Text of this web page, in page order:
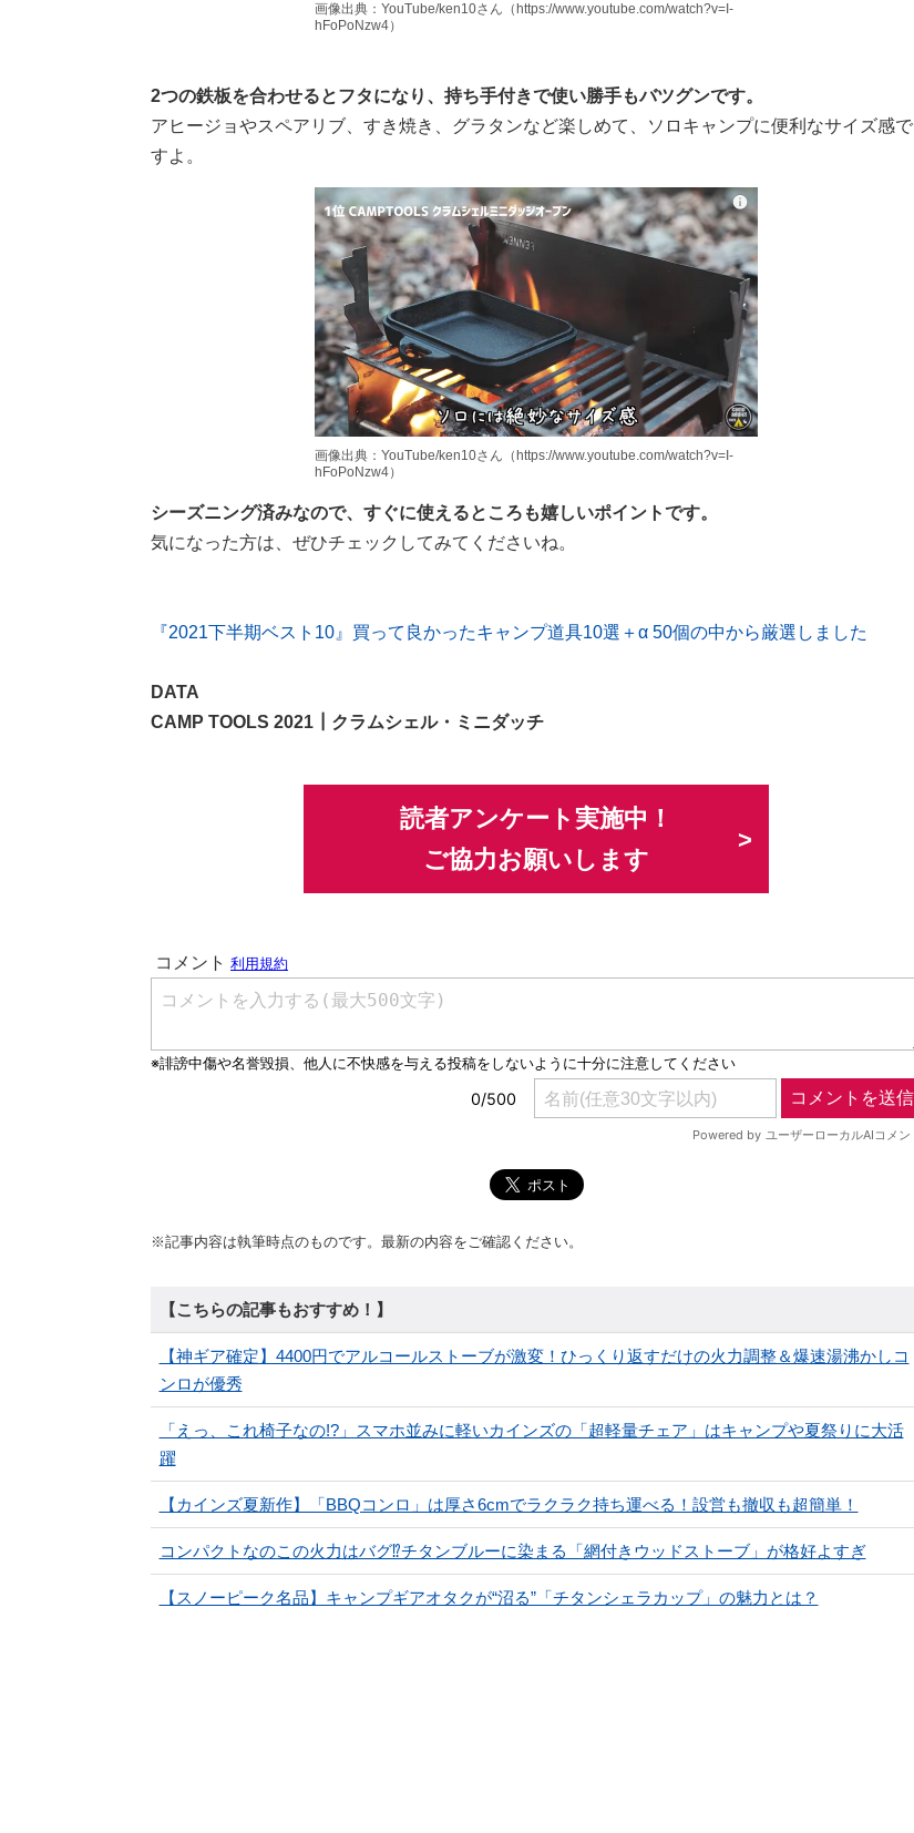
画像出典：YouTube/ken10さん（https://www.youtube.com/watch?v=I-
hFoPoNzw4）
2つの鉄板を合わせるとフタになり、持ち手付きで使い勝手もバツグンです。
アヒージョやスペアリブ、すき焼き、グラタンなど楽しめて、ソロキャンプに便利なサイズ感で
すよ。
画像出典：YouTube/ken10さん（https://www.youtube.com/watch?v=I-
hFoPoNzw4）
シーズニング済みなので、すぐに使えるところも嬉しいポイントです。
気になった方は、ぜひチェックしてみてくださいね。
『2021下半期ベスト10』買って良かったキャンプ道具10選＋α 50個の中から厳選しました
DATA
CAMP TOOLS 2021┃クラムシェル・ミニダッチ
読者アンケート実施中！
ご協力お願いします
※記事内容は執筆時点のものです。最新の内容をご確認ください。
【こちらの記事もおすすめ！】
【神ギア確定】4400円でアルコールストーブが激変！ひっくり返すだけの火力調整＆爆速湯沸かしコ
ンロが優秀
「えっ、これ椅子なの!?」スマホ並みに軽いカインズの「超軽量チェア」はキャンプや夏祭りに大活
躍
【カインズ夏新作】「BBQコンロ」は厚さ6cmでラクラク持ち運べる！設営も撤収も超簡単！
コンパクトなのこの火力はバグ⁉チタンブルーに染まる「網付きウッドストーブ」が格好よすぎ
【スノーピーク名品】キャンプギアオタクが“沼る”「チタンシェラカップ」の魅力とは？